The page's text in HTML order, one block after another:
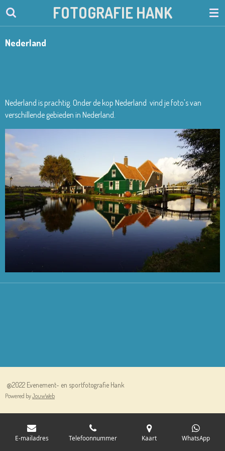
Ga
de
FOTOGRAFIE HANK
Nederland
Nederland is prachtig. Onder de kop Nederland vind je foto's van
verschillende gebieden in Nederland.
@2022 Evenement- en sportfotografie Hank
Powered byJouwWeb
E-mailadres Telefoonnummer Kaart WhatsApp